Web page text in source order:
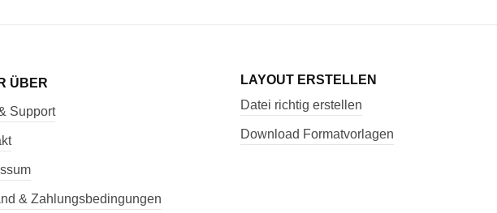
ÜBER
Support
& Zahlungsbedingungen
LAYOUT ERSTELLEN
Datei richtig erstellen
Download Formatvorlagen